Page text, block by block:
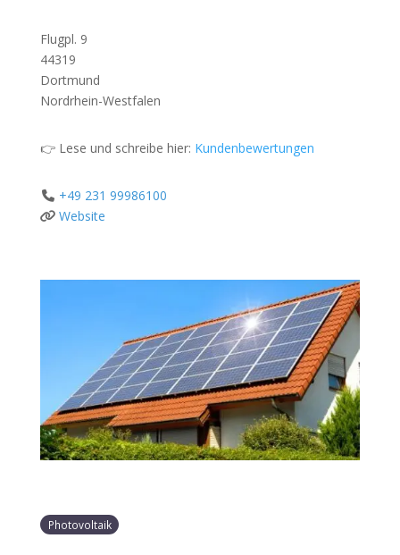
Flugpl. 9
44319
Dortmund
Nordrhein-Westfalen
👉 Lese und schreibe hier: Kundenbewertungen
+49 231 99986100
Website
Photovoltaik